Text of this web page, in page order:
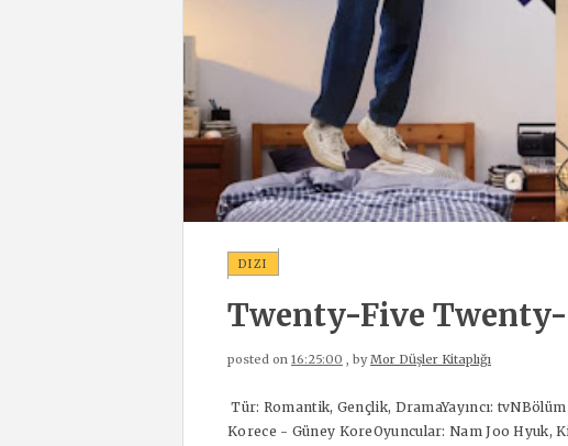
DIZI
Twenty-Five
posted on 16:25:00 , byMor Düşler Kitaplığı
Tür: Romantik, Gençlik, DramaYayıncı:
Korece - Güney KoreOyuncular: Nam Joo Hyuk,